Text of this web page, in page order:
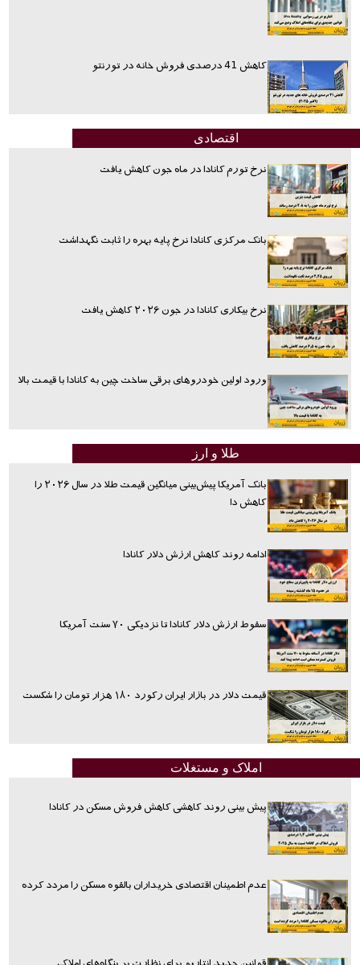
کاهش 41 درصدی فروش خانه در تورنتو
اقتصادی
نرخ تورم کانادا در ماه جون کاهش یافت
بانک مرکزی کانادا نرخ پایه بهره را ثابت نگهداشت
نرخ بیکاری کانادا در جون ۲۰۲۶ کاهش یافت
ورود اولین خودروهای برقی ساخت چین به کانادا با قیمت بالا
طلا و ارز
بانک آمریکا پیش‌بینی میانگین قیمت طلا در سال ۲۰۲۶ را
کاهش دا
ادامه روند کاهش ارزش دلار کانادا
سقوط ارزش دلار کانادا تا نزدیکی ۷۰ سنت آمریکا
قیمت دلار در بازار ایران رکورد ۱۸۰ هزار تومان را شکست
املاک و مستغلات
پیش بینی روند کاهشی کاهش فروش مسکن در کانادا
عدم اطمینان اقتصادی خریداران بالقوه مسکن را مردد کرده